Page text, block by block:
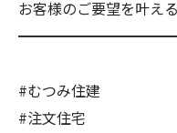
お客様のご要望を叶え
#むつみ住建
#注文住宅